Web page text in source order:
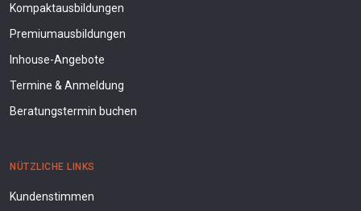
Kompaktausbildungen
Premiumausbildungen
Inhouse-Angebote
Termine & Anmeldung
Beratungstermin buchen
NÜTZLICHE LINKS
Kundenstimmen